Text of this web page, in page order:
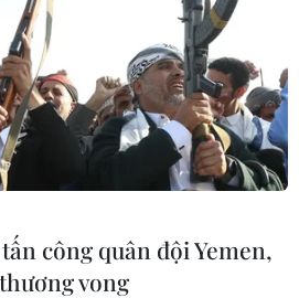
công quân đội Yemen,
vong